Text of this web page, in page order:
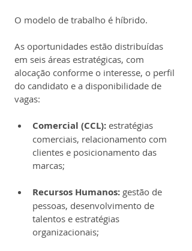
O modelo de trabalho é híbrido.
As oportunidades estão distribuídas
em seis áreas estratégicas, com
alocação conforme o interesse, o perfil
do candidato e a disponibilidade de
vagas:
Comercial (CCL): estratégias
comerciais, relacionamento com
clientes e posicionamento das
marcas;
Recursos Humanos: gestão de
pessoas, desenvolvimento de
talentos e estratégias
organizacionais;